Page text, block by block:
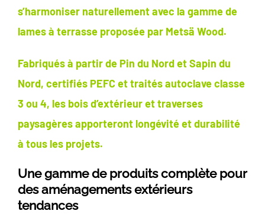
s’harmoniser naturellement avec la gamme de
lames à terrasse proposée par Metsä Wood.
Fabriqués à partir de Pin du Nord et Sapin du
Nord, certifiés PEFC et traités autoclave classe
3 ou 4, les bois d’extérieur et traverses
paysagères apporteront longévité et durabilité
à tous les projets.
Une gamme de produits complète pour
des aménagements extérieurs
tendances